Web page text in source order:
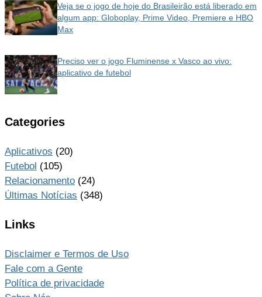
Veja se o jogo de hoje do Brasileirão está liberado em
algum app: Globoplay, Prime Video, Premiere e HBO
Max
Preciso ver o jogo Fluminense x Vasco ao vivo:
aplicativo de futebol
Categories
Aplicativos (20)
Futebol (105)
Relacionamento (24)
Últimas Notícias (348)
Links
Disclaimer e Termos de Uso
Fale com a Gente
Política de privacidade